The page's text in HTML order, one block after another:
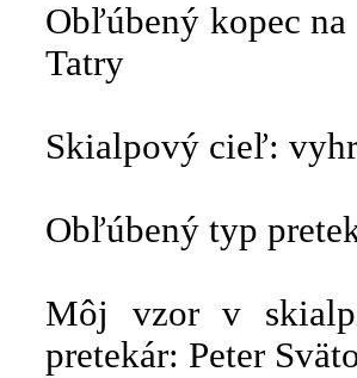
Obľúbený kopec
Tatry
Skialpový cieľ:
Obľúbený typ
Môj vzor v
pretekár: Peter